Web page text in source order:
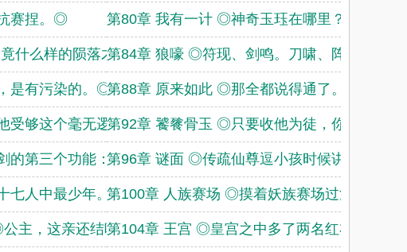
赛捏。◎ 第80章 我有一计 ◎神奇玉珏在哪里？◎
什么样的陨落才配得第84章 狼嚎 ◎符现、剑鸣。刀啸、阵起。◎
是有污染的。◎第88章 原来如此 ◎那全都说得通了。◎
受够这个毫无逻辑的比第92章 饕餮骨玉 ◎只要收他为徒，你便可得
的第三个功能：镜子。第96章 谜面 ◎传疏仙尊逗小孩时候讲的也都
七人中最少年。◎第100章 人族赛场 ◎摸着妖族赛场过河。◎
主，这亲还结吗？◎第104章 王宫 ◎皇宫之中多了两名红衣艳鬼。